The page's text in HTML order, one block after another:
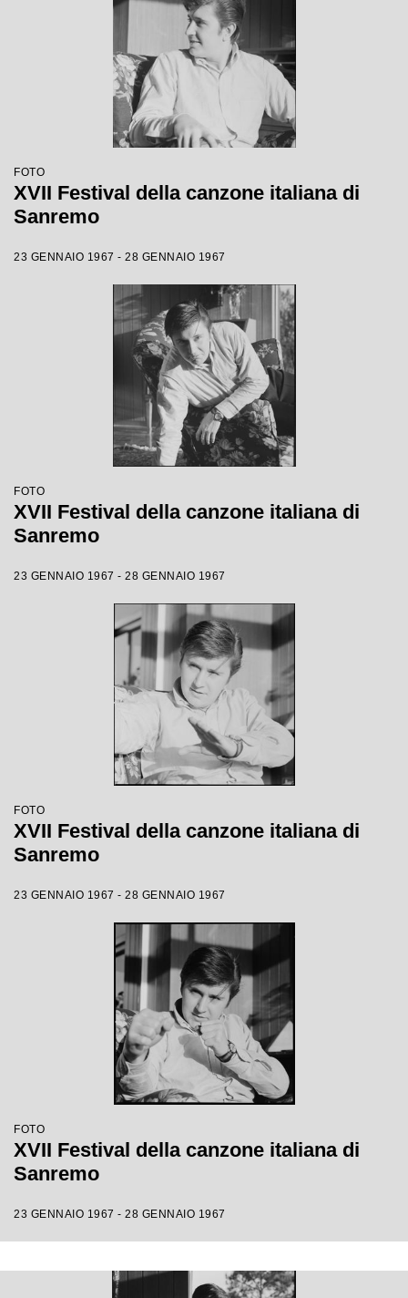
FOTO
XVII Festival della canzone italiana di
Sanremo
23 GENNAIO 1967 - 28 GENNAIO 1967
FOTO
XVII Festival della canzone italiana di
Sanremo
23 GENNAIO 1967 - 28 GENNAIO 1967
FOTO
XVII Festival della canzone italiana di
Sanremo
23 GENNAIO 1967 - 28 GENNAIO 1967
FOTO
XVII Festival della canzone italiana di
Sanremo
23 GENNAIO 1967 - 28 GENNAIO 1967